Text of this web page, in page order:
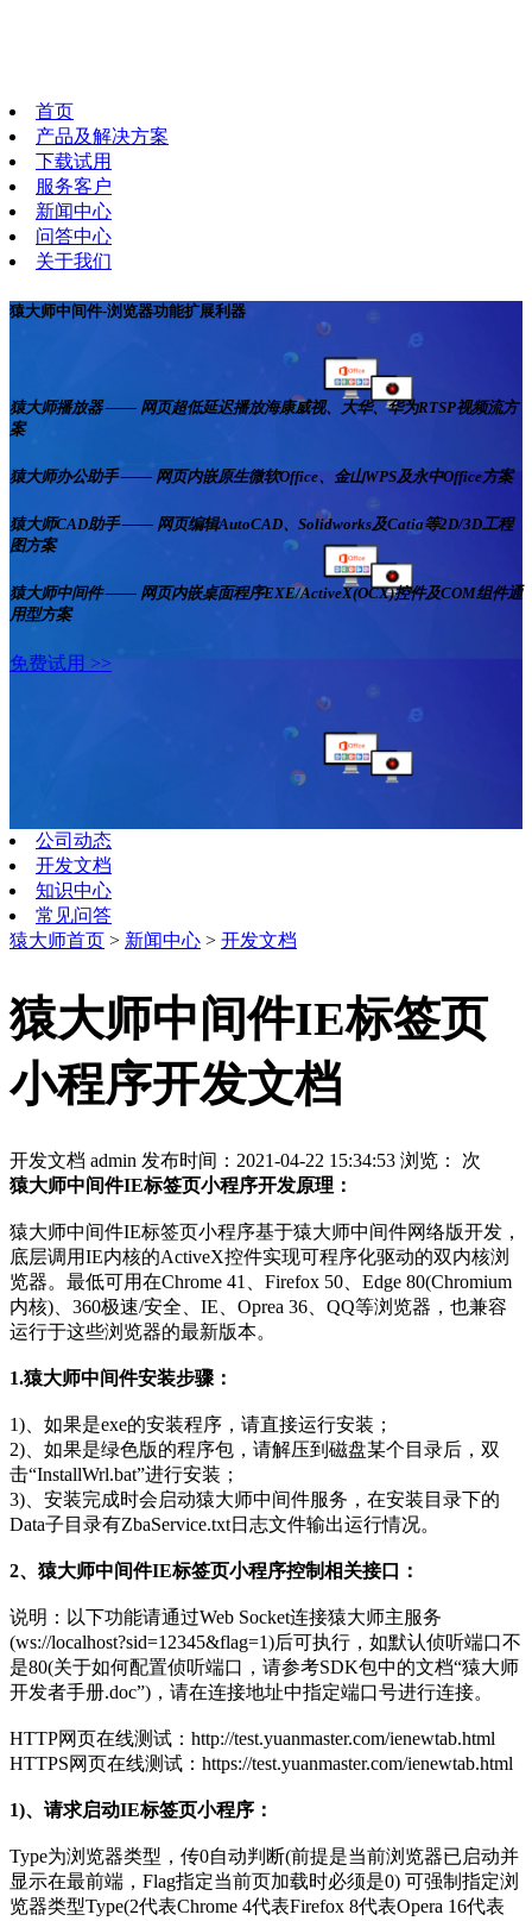
首页
产品及解决方案
下载试用
服务客户
新闻中心
问答中心
关于我们
猿大师中间件-浏览器功能扩展利器
猿大师播放器 —— 网页超低延迟播放海康威视、大华、华为RTSP视频流方
案
猿大师办公助手 —— 网页内嵌原生微软Office、金山WPS及永中Office方案
猿大师CAD助手 —— 网页编辑AutoCAD、Solidworks及Catia等2D/3D工程
图方案
猿大师中间件 —— 网页内嵌桌面程序EXE/ActiveX(OCX)控件及COM组件通
用型方案
免费试用 >>
公司动态
开发文档
知识中心
常见问答
猿大师首页 > 新闻中心 > 开发文档
猿大师中间件IE标签页
小程序开发文档
开发文档 admin 发布时间：2021-04-22 15:34:53 浏览：
次
猿大师中间件IE标签页小程序开发原理：
猿大师中间件IE标签页小程序基于猿大师中间件网络版开发，
底层调用IE内核的ActiveX控件实现可程序化驱动的双内核浏
览器。最低可用在Chrome 41、Firefox 50、Edge 80(Chromium
内核)、360极速/安全、IE、Oprea 36、QQ等浏览器，也兼容
运行于这些浏览器的最新版本。
1.猿大师中间件安装步骤：
1)、如果是exe的安装程序，请直接运行安装；
2)、如果是绿色版的程序包，请解压到磁盘某个目录后，双
击“InstallWrl.bat”进行安装；
3)、安装完成时会启动猿大师中间件服务，在安装目录下的
Data子目录有ZbaService.txt日志文件输出运行情况。
2、猿大师中间件IE标签页小程序控制相关接口：
说明：以下功能请通过Web Socket连接猿大师主服务
(ws://localhost?sid=12345&flag=1)后可执行，如默认侦听端口不
是80(关于如何配置侦听端口，请参考SDK包中的文档“猿大师
开发者手册.doc”)，请在连接地址中指定端口号进行连接。
HTTP网页在线测试：http://test.yuanmaster.com/ienewtab.html
HTTPS网页在线测试：https://test.yuanmaster.com/ienewtab.html
1)、请求启动IE标签页小程序：
Type为浏览器类型，传0自动判断(前提是当前浏览器已启动并
显示在最前端，Flag指定当前页加载时必须是0) 可强制指定浏
览器类型Type(2代表Chrome 4代表Firefox 8代表Opera 16代表